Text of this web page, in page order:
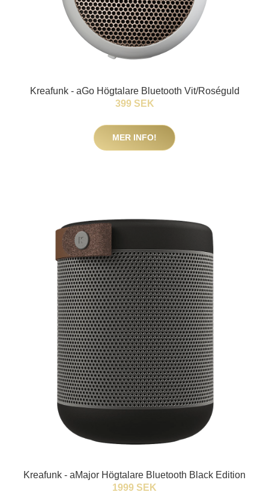
Kreafunk - aGo Högtalare Bluetooth Vit/Roséguld
399 SEK
MER INFO!
Kreafunk - aMajor Högtalare Bluetooth Black Edition
1999 SEK